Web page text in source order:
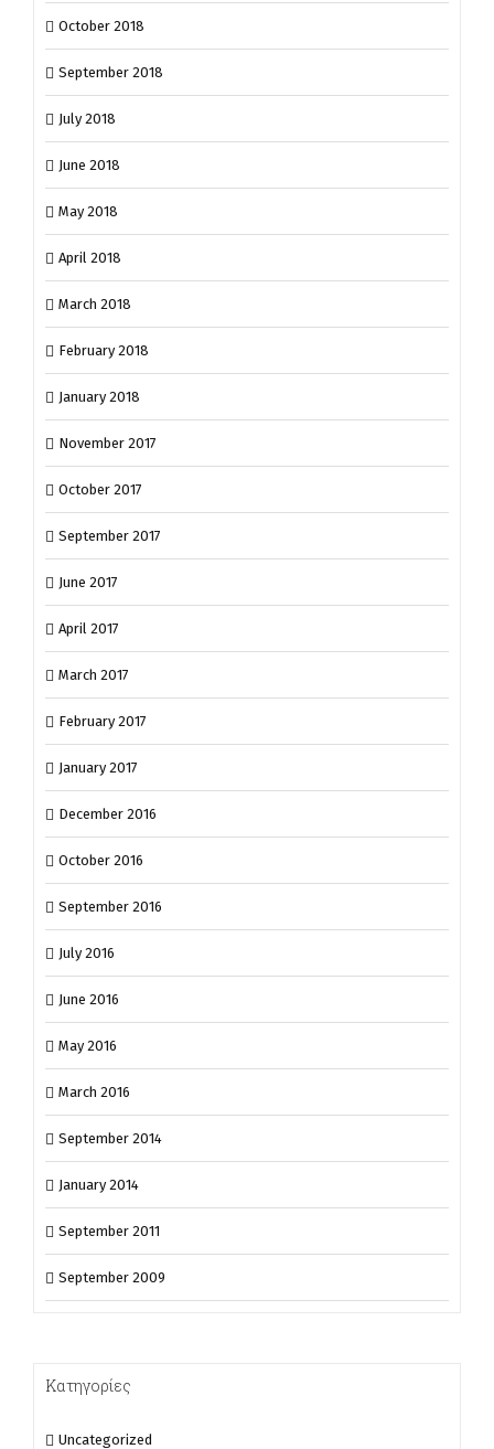
October 2018
September 2018
July 2018
June 2018
May 2018
April 2018
March 2018
February 2018
January 2018
November 2017
October 2017
September 2017
June 2017
April 2017
March 2017
February 2017
January 2017
December 2016
October 2016
September 2016
July 2016
June 2016
May 2016
March 2016
September 2014
January 2014
September 2011
September 2009
Κατηγορίες
Uncategorized